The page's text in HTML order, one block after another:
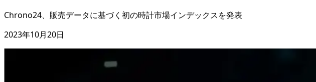
Chrono24、販売データに基づく初の時計市場インデックスを発表
2023年10月20日